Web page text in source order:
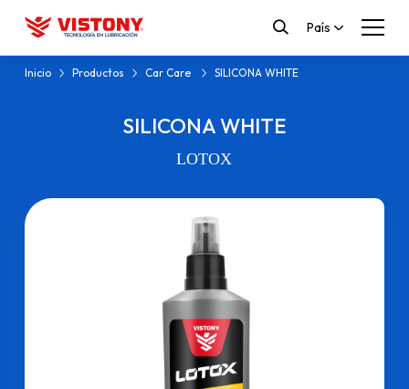
País
Inicio Productos Car Care SILICONA WHITE
SILICONA WHITE
LOTOX